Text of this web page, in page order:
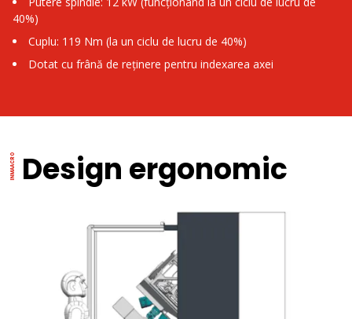
40%)
Cuplu: 119 Nm (la un ciclu de lucru de 40%)
Dotat cu frână de reținere pentru indexarea axei
Design ergonomic